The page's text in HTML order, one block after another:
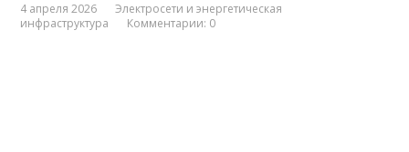
4 апреля 2026
Электросети и энергетическая
инфраструктура
Комментарии: 0